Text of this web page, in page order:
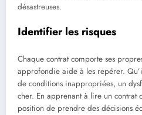
désastreuses.
Identifier les risques
Chaque contrat comporte ses
approfondie aide à les repérer.
de conditions inappropriées, un
cher. En apprenant à lire un contrat
position de prendre des décisions